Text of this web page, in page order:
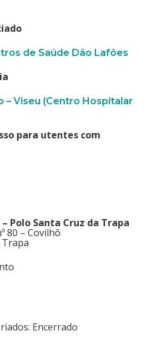
de Saúde Dão Lafões
– Viseu (Centro Hospitalar
para utentes com
– Polo Santa Cruz da Trapa
80 – Covilhô
Trapa
Encerrado